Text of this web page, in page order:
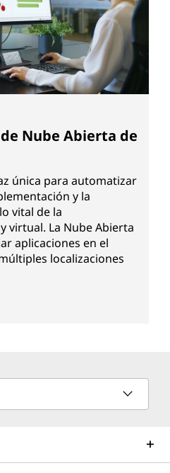
Nube Abierta de
única para automatizar
y la
vital de la
virtual. La Nube Abierta
aplicaciones en el
localizaciones